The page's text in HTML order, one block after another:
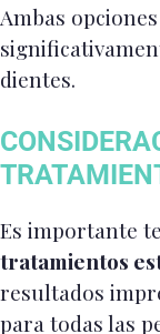
Ambas
dientes.
Es importante
tratamientos
resultados
para todas las